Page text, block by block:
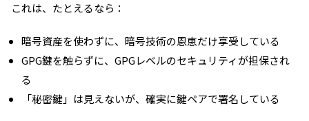
これは、たとえるなら：
暗号資産を使わずに、暗号技術の恩恵だけ享受している
GPG鍵を触らずに、GPGレベルのセキュリティが担保され
る
「秘密鍵」は見えないが、確実に鍵ペアで署名している